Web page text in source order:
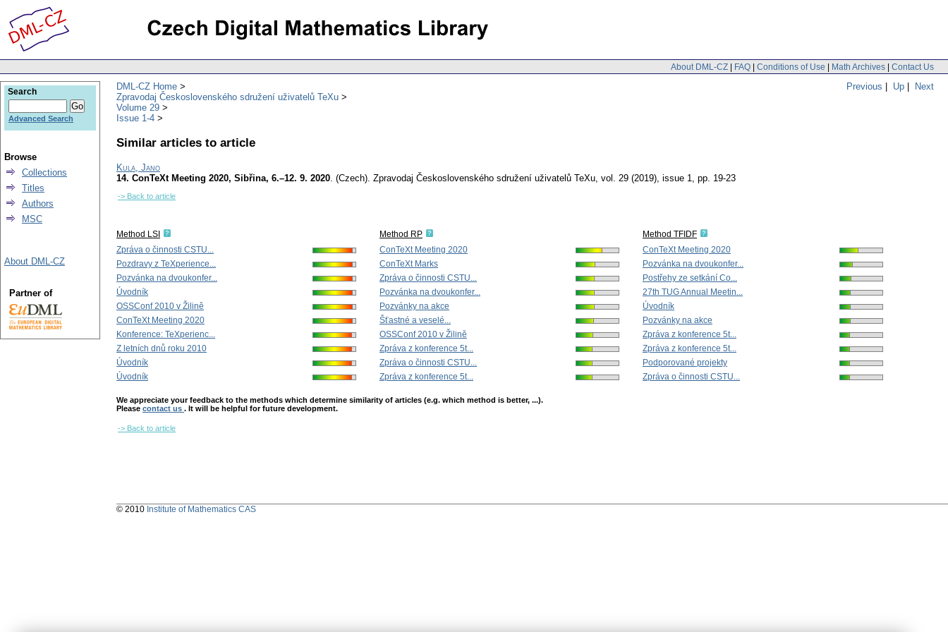
About DML-CZ | FAQ | Conditions of Use | Math Archives | Contact Us
Previous | Up | Next
DML-CZ Home
Zpravodaj Československého sdružení uživatelů TeXu
Volume 29
Issue 1-4
Similar articles to article
Kula, Jano
14. ConTeXt Meeting 2020, Sibřina, 6.–12. 9. 2020. (Czech). Zpravodaj Československého sdružení uživatelů TeXu, vol. 29 (2019), issue 1, pp. 19-23
-> Back to article
Method LSI
Zpráva o činnosti CSTU...
Pozdravy z TeXperience...
Pozvánka na dvoukonfer...
Úvodník
OSSConf 2010 v Žilině
ConTeXt Meeting 2020
Konference: TeXperienc...
Z letních dnů roku 2010
Úvodník
Úvodník
Method RP
ConTeXt Meeting 2020
ConTeXt Marks
Zpráva o činnosti CSTU...
Pozvánka na dvoukonfer...
Pozvánky na akce
Šťastné a veselé...
OSSConf 2010 v Žilině
Zpráva z konference 5t...
Zpráva o činnosti CSTU...
Zpráva z konference 5t...
Method TFIDF
ConTeXt Meeting 2020
Pozvánka na dvoukonfer...
Postřehy ze setkání Co...
27th TUG Annual Meetin...
Úvodník
Pozvánky na akce
Zpráva z konference 5t...
Zpráva z konference 5t...
Podporované projekty
Zpráva o činnosti CSTU...
We appreciate your feedback to the methods which determine similarity of articles (e.g. which method is better, ...).
Please contact us . It will be helpful for future development.
-> Back to article
Search
Advanced Search
Browse
Collections
Titles
Authors
MSC
About DML-CZ
Partner of
© 2010 Institute of Mathematics CAS